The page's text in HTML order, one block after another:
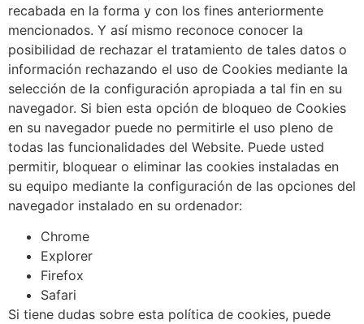
recabada en la forma y con los fines anteriormente
mencionados. Y así mismo reconoce conocer la
posibilidad de rechazar el tratamiento de tales datos o
información rechazando el uso de Cookies mediante la
selección de la configuración apropiada a tal fin en su
navegador. Si bien esta opción de bloqueo de Cookies
en su navegador puede no permitirle el uso pleno de
todas las funcionalidades del Website. Puede usted
permitir, bloquear o eliminar las cookies instaladas en
su equipo mediante la configuración de las opciones del
navegador instalado en su ordenador:
Chrome
Explorer
Firefox
Safari
Si tiene dudas sobre esta política de cookies, puede